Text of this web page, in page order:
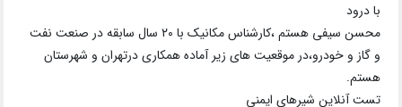
با درود
محسن سیفی هستم ،کارشناس مکانیک با ۲۰ سال سابقه در صنعت نفت
و گاز و خودرو،در موقعیت های زیر آماده همکاری درتهران و شهرستان
هستم.
تست آنلاین شیرهای ایمنی